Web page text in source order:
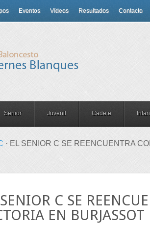
Eventos Vídeos Resultados Contacto
Senior Juvenil Cadete
· EL SENIOR C SE REENCUENTRA
C SE
EN BURJASSOT